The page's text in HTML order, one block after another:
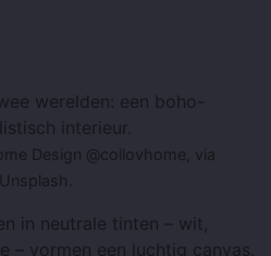
werelden: een boho-
interieur.
Design @collovhome, via
Unsplash.
in neutrale tinten – wit,
– vormen een luchtig canvas.